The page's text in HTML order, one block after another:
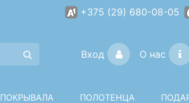
+375 (29) 680-08-05
Вход О нас
ПОКРЫВАЛА ПОЛОТЕНЦА